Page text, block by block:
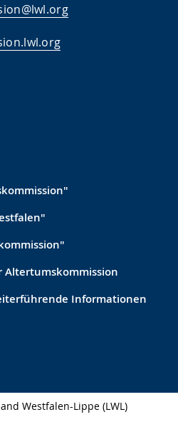
Altertumskommission
Informationen
Westfalen-Lippe (LWL)